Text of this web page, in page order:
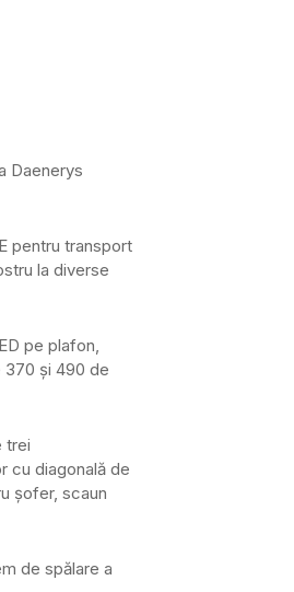
Daenerys
pentru transport
la diverse
pe plafon,
370 și 490 de
trei
cu diagonală de
șofer, scaun
de spălare a